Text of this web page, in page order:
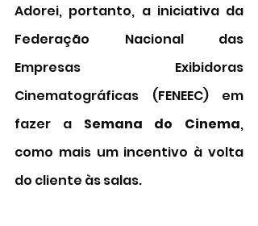
Adorei, portanto, a iniciativa da
Federação Nacional das
Empresas Exibidoras
Cinematográficas (FENEEC) em
fazer a Semana do Cinema,
como mais um incentivo à volta
do cliente às salas.